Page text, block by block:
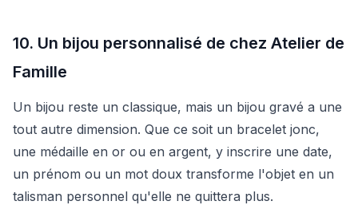
10. Un bijou personnalisé de chez Atelier de
Famille
Un bijou reste un classique, mais un bijou gravé a une
tout autre dimension. Que ce soit un bracelet jonc,
une médaille en or ou en argent, y inscrire une date,
un prénom ou un mot doux transforme l'objet en un
talisman personnel qu'elle ne quittera plus.